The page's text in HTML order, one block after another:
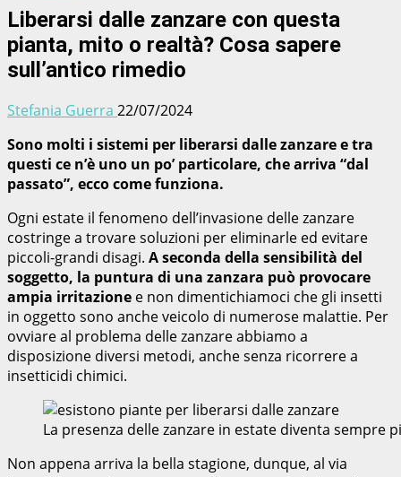
Liberarsi dalle zanzare con questa
pianta, mito o realtà? Cosa sapere
sull’antico rimedio
Stefania Guerra 22/07/2024
Sono molti i sistemi per liberarsi dalle zanzare e tra
questi ce n’è uno un po’ particolare, che arriva “dal
passato”, ecco come funziona.
Ogni estate il fenomeno dell’invasione delle zanzare
costringe a trovare soluzioni per eliminarle ed evitare
piccoli-grandi disagi. A seconda della sensibilità del
soggetto, la puntura di una zanzara può provocare
ampia irritazione e non dimentichiamoci che gli insetti
in oggetto sono anche veicolo di numerose malattie. Per
ovviare al problema delle zanzare abbiamo a
disposizione diversi metodi, anche senza ricorrere a
insetticidi chimici.
La presenza delle zanzare in estate diventa sempre
Non appena arriva la bella stagione, dunque, al via